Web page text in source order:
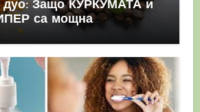
дуо: Защо КУРКУМАТА и
са мощна